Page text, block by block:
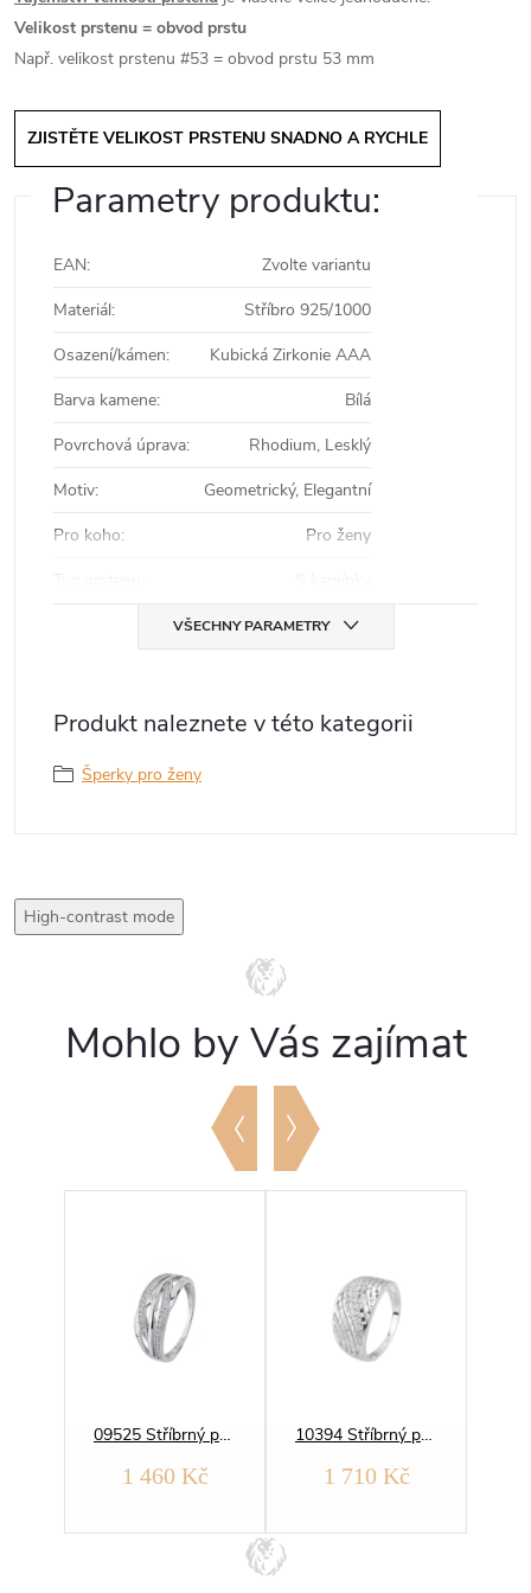
Velikost prstenu = obvod prstu
Např. velikost prstenu #53 = obvod prstu 53 mm
ZJISTĚTE VELIKOST PRSTENU SNADNO A RYCHLE
Parametry produktu:
EAN:
Zvolte variantu
Materiál:
Stříbro 925/1000
Osazení/kámen:
Kubická Zirkonie AAA
Barva kamene:
Bílá
Povrchová úprava:
Rhodium, Lesklý
Motiv:
Geometrický, Elegantní
Pro koho:
Pro ženy
VŠECHNY PARAMETRY
Produkt naleznete v této kategorii
Šperky pro ženy
High-contrast mode
Mohlo by Vás zajímat
09525 Stříbrný prsten ELEGANTNÍ VLNKY zirkon
1 460 Kč
10394 Stříbrný prsten ELEGANTNÍ broušený zirkon
1 710 Kč